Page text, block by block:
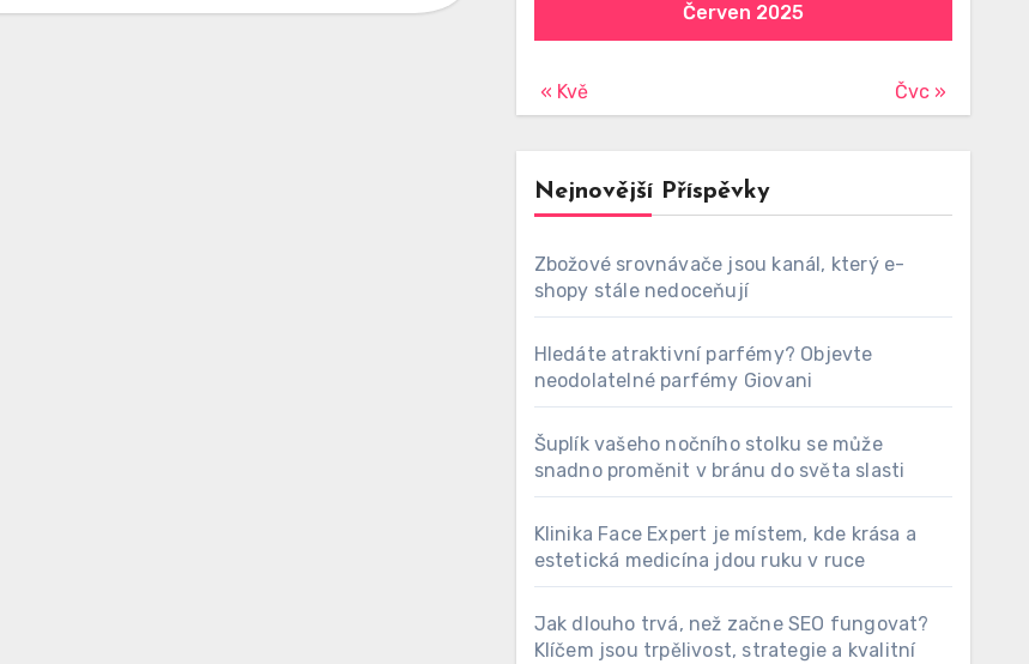
Červen 2025
« Kvě Čvc »
Nejnovější Příspěvky
Zbožové srovnávače jsou kanál, který e-
shopy stále nedoceňují
Hledáte atraktivní parfémy? Objevte
neodolatelné parfémy Giovani
Šuplík vašeho nočního stolku se může
snadno proměnit v bránu do světa slasti
Klinika Face Expert je místem, kde krása a
estetická medicína jdou ruku v ruce
Jak dlouho trvá, než začne SEO fungovat?
Klíčem jsou trpělivost, strategie a kvalitní